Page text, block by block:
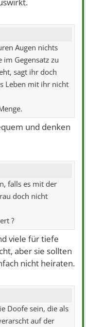
Augen nichts
Gegensatz zu
sagt ihr doch
Leben mit ihr nicht
und denken
falls es mit der
doch nicht
?
viele für tiefe
aber sie sollten
nicht heiraten.
Doofe sein, die als
auf der